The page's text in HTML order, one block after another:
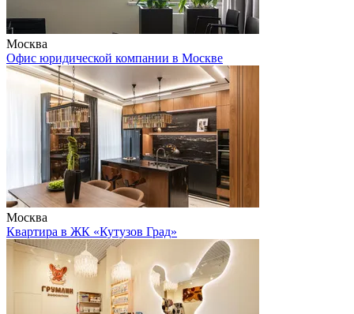
Москва
Офис юридической компании в Москве
Москва
Квартира в ЖК «Кутузов Град»